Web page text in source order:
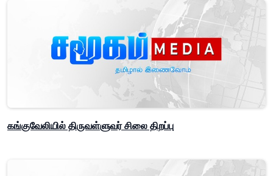
கங்குவேலியில் திருவள்ளுவர் சிலை திறப்பு